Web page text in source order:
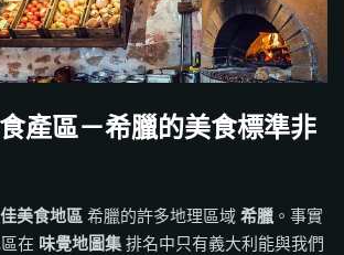
產區－希臘的美食標準非
美食地區 希臘的許多地理區域 希臘 。事實
在 味覺地圖集 排名中只有義大利能與我們